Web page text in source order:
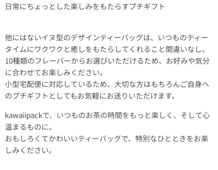
日常にちょっとした楽しみをもたらすプチギフト
他にはないイヌ型のデザインティーバッグは、いつものティー
タイムにワクワクと癒しをもたらしてくれること間違いなし。
10種類のフレーバーからお選びいただけるため、お好みや気分
に合わせてお楽しみください。
小型宅配便に対応しているため、大切な方はもちろんご自身へ
のプチギフトとしてもお気軽にお送りいただけます。
kawaiipackで、いつものお茶の時間をもっと楽しく、そして心
温まるものに。
おもしろくてかわいいティーバッグで、特別なひとときをお楽
しみください。